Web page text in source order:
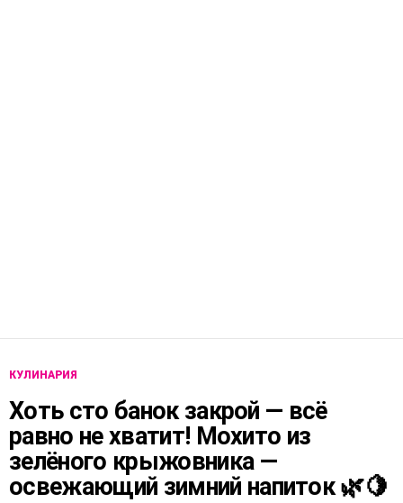
КУЛИНАРИЯ
Хоть сто банок закрой — всё
равно не хватит! Мохито из
зелёного крыжовника —
освежающий зимний напиток 🌿🍋